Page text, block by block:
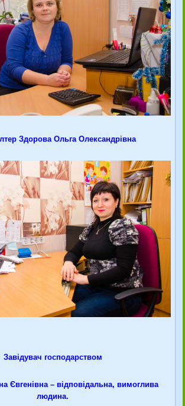
Здорова Ольга Олександрівна
Завідувач господарством
Євгенівна – відповідальна, вимоглива
людина.